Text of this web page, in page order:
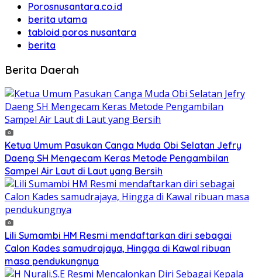
Porosnusantara.co.id
berita utama
tabloid poros nusantara
berita
Berita Daerah
Ketua Umum Pasukan Canga Muda Obi Selatan Jefry
Daeng SH Mengecam Keras Metode Pengambilan
Sampel Air Laut di Laut yang Bersih
Lili Sumambi HM Resmi mendaftarkan diri sebagai
Calon Kades samudrajaya, Hingga di Kawal ribuan
masa pendukungnya